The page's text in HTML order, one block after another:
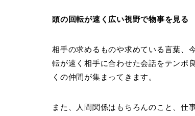
頭の回転が速く広い視野で物事を見る
相手の求めるものや求めている言葉、
転が速く相手に合わせた会話をテンポ
くの仲間が集まってきます。
また、人間関係はもちろんのこと、仕